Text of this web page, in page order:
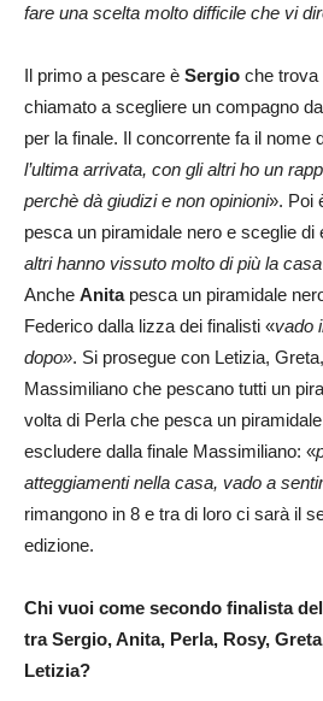
fare una scelta molto difficile che vi
Il primo a pescare è Sergio che trova
chiamato a scegliere un compagno
per la finale. Il concorrente fa il nome
l’ultima arrivata, con gli altri ho un
perchè dà giudizi e non opinioni». Poi
pesca un piramidale nero e sceglie di
altri hanno vissuto molto di più la
Anche Anitapesca un piramidale
Federico dalla lizza dei finalisti «vado
dopo». Si prosegue con Letizia,
Massimiliano che pescano tutti un
volta di Perla che pesca un
escludere dalla finale Massimiliano: «
atteggiamenti nella casa, vado a
rimangono in 8 e tra di loro ci sarà il
edizione.
Chi vuoi come secondo finalista
tra Sergio, Anita, Perla, Rosy,
Letizia?